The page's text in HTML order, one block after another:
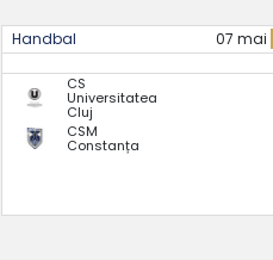
Handbal 07 mai
CS
Universitatea
Cluj
CSM
Constanța